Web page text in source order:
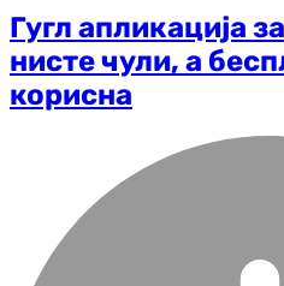
Гугл апликација
нисте чули, а
корисна